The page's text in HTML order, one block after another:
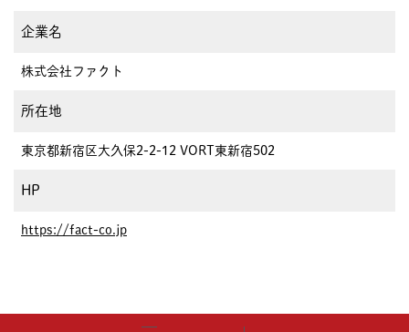
企業名
株式会社ファクト
所在地
東京都新宿区大久保2-2-12 VORT東新宿502
HP
https://fact-co.jp